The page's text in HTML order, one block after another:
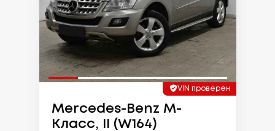
VIN проверен
Mercedes-Benz M-
Класс, II (W164)